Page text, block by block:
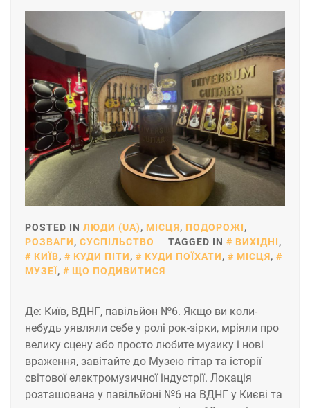
POSTED IN ЛЮДИ (UA), МІСЦЯ, ПОДОРОЖІ,
РОЗВАГИ, СУСПІЛЬСТВО TAGGED IN ВИХІДНІ,
КИЇВ, КУДИ ПІТИ, КУДИ ПОЇХАТИ, МІСЦЯ,
МУЗЕЇ, ЩО ПОДИВИТИСЯ
Де: Київ, ВДНГ, павільйон №6. Якщо ви коли-
небудь уявляли себе у ролі рок-зірки, мріяли про
велику сцену або просто любите музику і нові
враження, завітайте до Музею гітар та історії
світової електромузичної індустрії. Локація
розташована у павільйоні №6 на ВДНГ у Києві та